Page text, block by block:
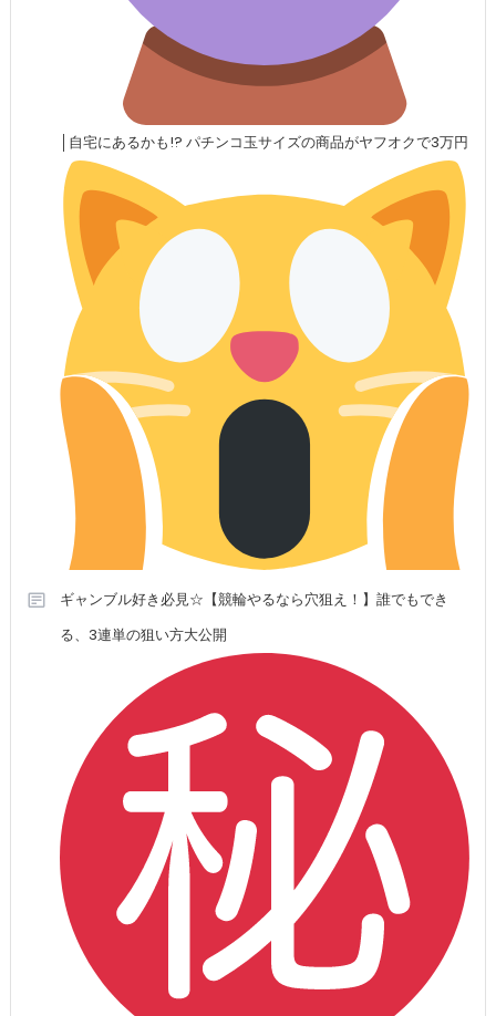
│自宅にあるかも!? パチンコ玉サイズの商品がヤフオクで3万円
ギャンブル好き必見☆【競輪やるなら穴狙え！】誰でもでき
る、3連単の狙い方大公開